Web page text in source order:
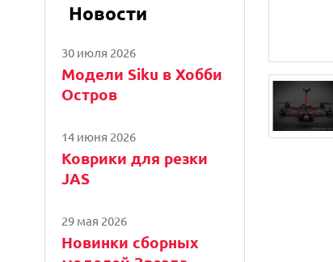
Новости
30 июля 2026
Модели Siku в Хобби
Остров
14 июня 2026
Коврики для резки
JAS
29 мая 2026
Новинки сборных